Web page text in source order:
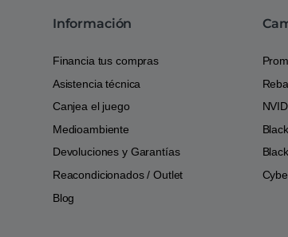
Información
Financia tus compras
Asistencia técnica
Canjea el juego
Medioambiente
Devoluciones y Garantías
Reacondicionados / Outlet
Blog